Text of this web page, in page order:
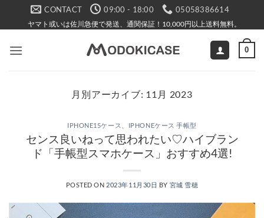
CONTACT 09:00 - 18:00 05058386614
ヤマト或いは佐川急便で発送、通関保証！10,000円以上送料無料。
0
月別アーカイブ: 11月 2023
IPHONE15ケース IPHONEケース 手帳型
センス良いねって思われたい♡ハイブラン
ド「手帳型スマホケース」おすすめ4選!
POSTED ON 2023年11月30日 BY 宮城 雪穂